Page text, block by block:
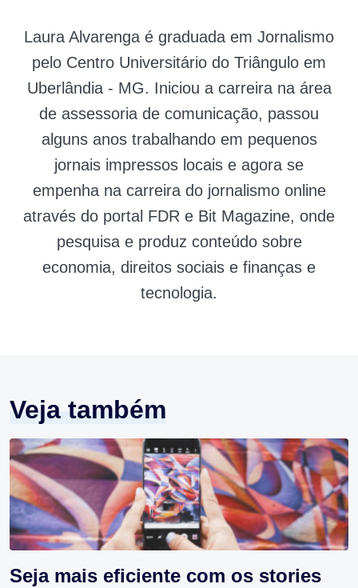
Laura Alvarenga é graduada em Jornalismo
pelo Centro Universitário do Triângulo em
Uberlândia - MG. Iniciou a carreira na área
de assessoria de comunicação, passou
alguns anos trabalhando em pequenos
jornais impressos locais e agora se
empenha na carreira do jornalismo online
através do portal FDR e Bit Magazine, onde
pesquisa e produz conteúdo sobre
economia, direitos sociais e finanças e
tecnologia.
Veja também
Seja mais eficiente com os stories